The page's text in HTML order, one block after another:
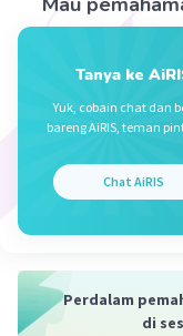
Yugoslavia
Gamal
Pandit
Menteri
Jadi,
Tanya ke
Yuk, cobain chat dan
bareng AiRIS, teman
Chat AiRIS
Perdalam
di